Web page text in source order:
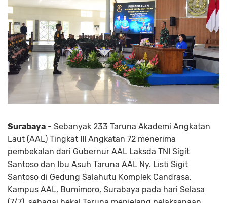
Surabaya - Sebanyak 233 Taruna Akademi Angkatan
Laut (AAL) Tingkat III Angkatan 72 menerima
pembekalan dari Gubernur AAL Laksda TNI Sigit
Santoso dan Ibu Asuh Taruna AAL Ny. Listi Sigit
Santoso di Gedung Salahutu Komplek Candrasa,
Kampus AAL, Bumimoro, Surabaya pada hari Selasa